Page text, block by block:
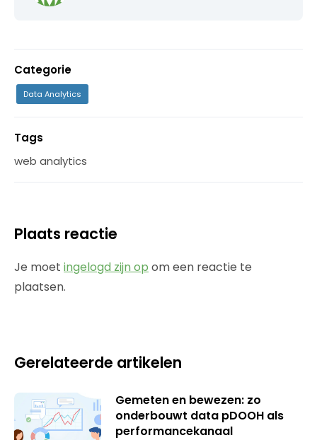
Categorie
Data Analytics
Tags
web analytics
Plaats reactie
Je moet ingelogd zijn op om een reactie te
plaatsen.
Gerelateerde artikelen
Gemeten en bewezen: zo
onderbouwt data pDOOH als
performancekanaal